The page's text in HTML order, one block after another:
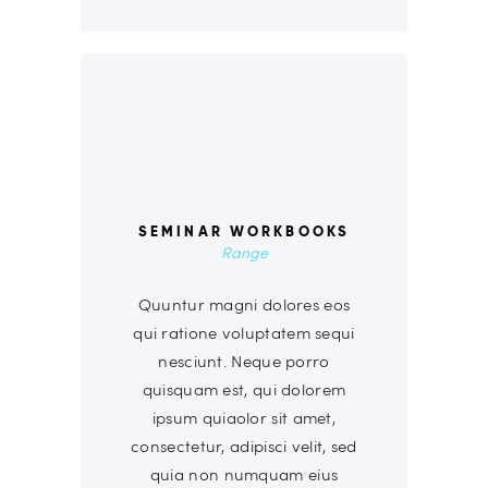
SEMINAR WORKBOOKS
Range
Quuntur magni dolores eos
qui ratione voluptatem sequi
nesciunt. Neque porro
quisquam est, qui dolorem
ipsum quiaolor sit amet,
consectetur, adipisci velit, sed
quia non numquam eius